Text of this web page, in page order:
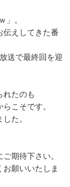
。
伝えしてきた番
送で最終回を迎
れたのも
こそです。
た。
期待下さい。
願いいたしま